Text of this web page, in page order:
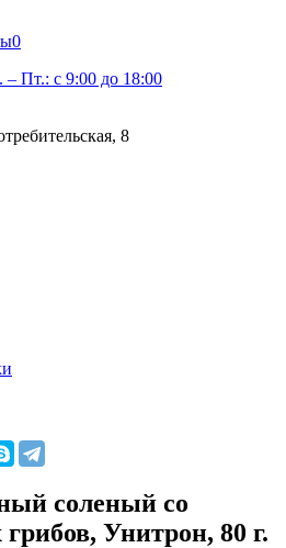
0
Пт.: с 9:00 до 18:00
8
соленый со
Унитрон, 80 г.